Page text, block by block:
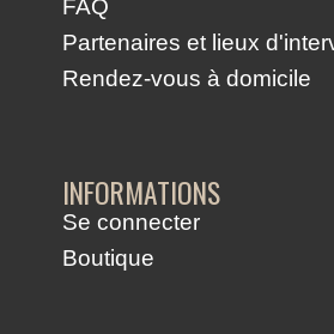
FAQ
Partenaires et lieux
Rendez-vous à domicile
INFORMATIONS
Se connecter
Boutique